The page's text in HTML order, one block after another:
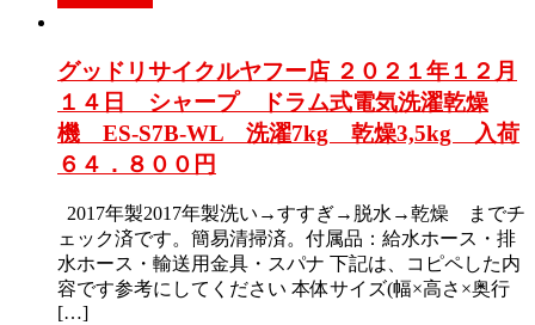
グッドリサイクルヤフー店 ２０２１年１２月
１４日 シャープ ドラム式電気洗濯乾燥
機 ES-S7B-WL 洗濯7kg 乾燥3,5kg 入荷
６４．８００円
2017年製2017年製洗い→すすぎ→脱水→乾燥 までチ
ェック済です。簡易清掃済。付属品：給水ホース・排
水ホース・輸送用金具・スパナ 下記は、コピペした内
容です参考にしてください 本体サイズ(幅×高さ×奥行
[…]